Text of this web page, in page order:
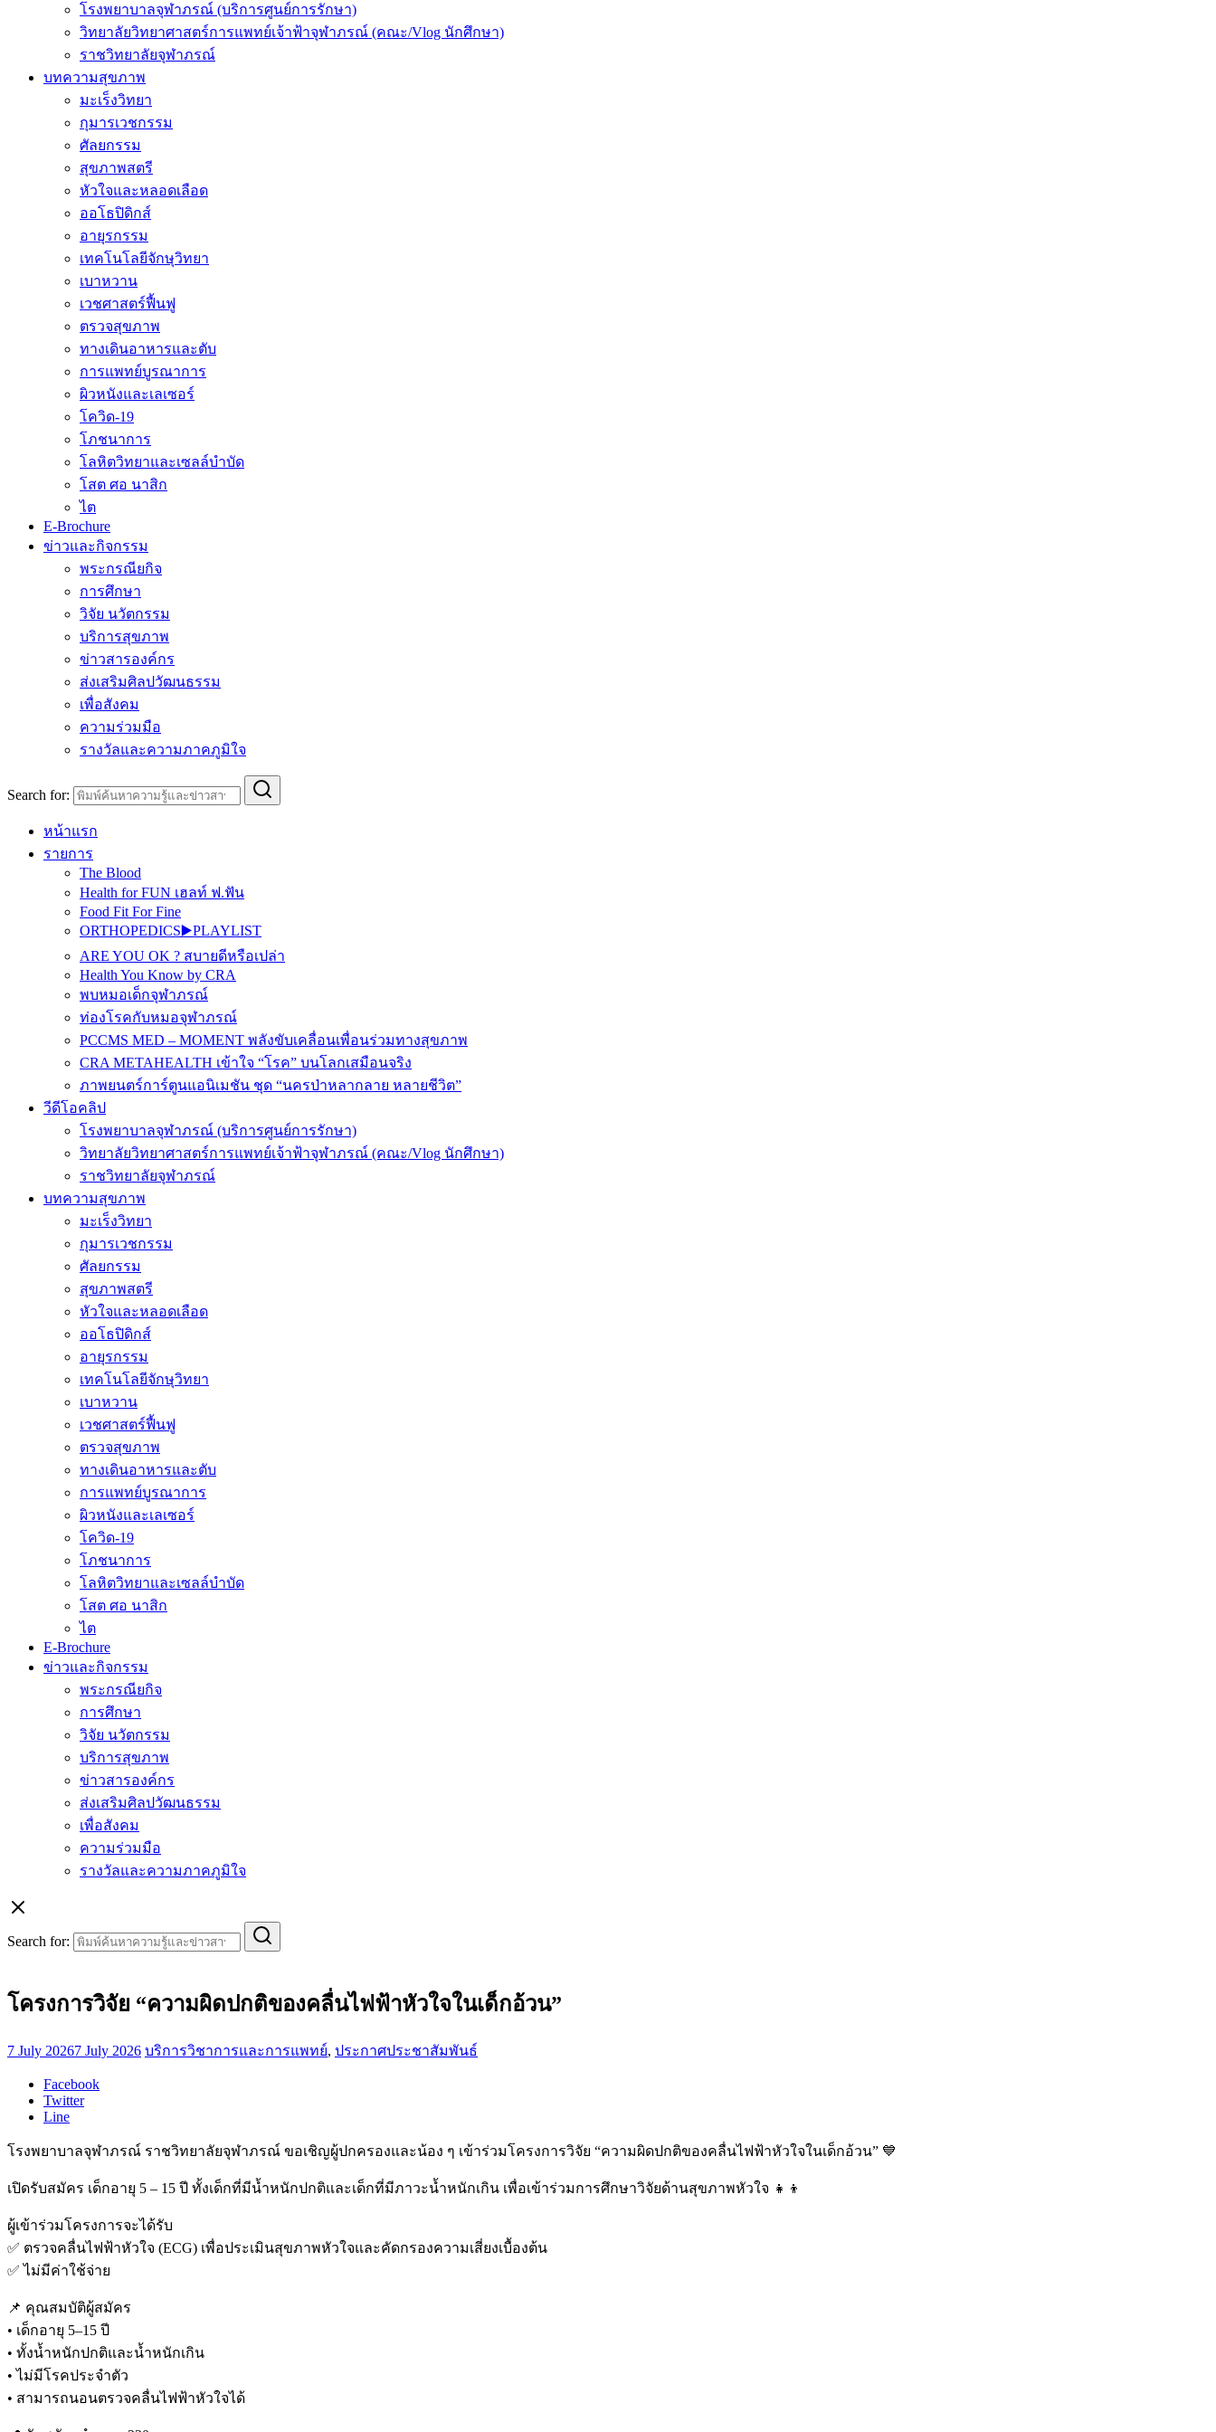
โรงพยาบาลจุฬาภรณ์ (บริการศูนย์การรักษา)
วิทยาลัยวิทยาศาสตร์การแพทย์เจ้าฟ้าจุฬาภรณ์ (คณะ/Vlog นักศึกษา)
ราชวิทยาลัยจุฬาภรณ์
บทความสุขภาพ
มะเร็งวิทยา
กุมารเวชกรรม
ศัลยกรรม
สุขภาพสตรี
หัวใจและหลอดเลือด
ออโธปิดิกส์
อายุรกรรม
เทคโนโลยีจักษุวิทยา
เบาหวาน
เวชศาสตร์ฟื้นฟู
ตรวจสุขภาพ
ทางเดินอาหารและตับ
การแพทย์บูรณาการ
ผิวหนังและเลเซอร์
โควิด-19
โภชนาการ
โลหิตวิทยาและเซลล์บำบัด
โสต ศอ นาสิก
ไต
E-Brochure
ข่าวและกิจกรรม
พระกรณียกิจ
การศึกษา
วิจัย นวัตกรรม
บริการสุขภาพ
ข่าวสารองค์กร
ส่งเสริมศิลปวัฒนธรรม
เพื่อสังคม
ความร่วมมือ
รางวัลและความภาคภูมิใจ
Search for:
หน้าแรก
รายการ
The Blood
Health for FUN เฮลท์ ฟ.ฟัน
Food Fit For Fine
ORTHOPEDICS▶️PLAYLIST
ARE YOU OK ? สบายดีหรือเปล่า
Health You Know by CRA
พบหมอเด็กจุฬาภรณ์
ท่องโรคกับหมอจุฬาภรณ์
PCCMS MED – MOMENT พลังขับเคลื่อนเพื่อนร่วมทางสุขภาพ
CRA METAHEALTH เข้าใจ “โรค” บนโลกเสมือนจริง
ภาพยนตร์การ์ตูนแอนิเมชัน ชุด “นครป่าหลากลาย หลายชีวิต”
วีดีโอคลิป
โรงพยาบาลจุฬาภรณ์ (บริการศูนย์การรักษา)
วิทยาลัยวิทยาศาสตร์การแพทย์เจ้าฟ้าจุฬาภรณ์ (คณะ/Vlog นักศึกษา)
ราชวิทยาลัยจุฬาภรณ์
บทความสุขภาพ
มะเร็งวิทยา
กุมารเวชกรรม
ศัลยกรรม
สุขภาพสตรี
หัวใจและหลอดเลือด
ออโธปิดิกส์
อายุรกรรม
เทคโนโลยีจักษุวิทยา
เบาหวาน
เวชศาสตร์ฟื้นฟู
ตรวจสุขภาพ
ทางเดินอาหารและตับ
การแพทย์บูรณาการ
ผิวหนังและเลเซอร์
โควิด-19
โภชนาการ
โลหิตวิทยาและเซลล์บำบัด
โสต ศอ นาสิก
ไต
E-Brochure
ข่าวและกิจกรรม
พระกรณียกิจ
การศึกษา
วิจัย นวัตกรรม
บริการสุขภาพ
ข่าวสารองค์กร
ส่งเสริมศิลปวัฒนธรรม
เพื่อสังคม
ความร่วมมือ
รางวัลและความภาคภูมิใจ
Search for:
โครงการวิจัย “ความผิดปกติของคลื่นไฟฟ้าหัวใจในเด็กอ้วน”
7 July 20267 July 2026 บริการวิชาการและการแพทย์, ประกาศประชาสัมพันธ์
Facebook
Twitter
Line
โรงพยาบาลจุฬาภรณ์ ราชวิทยาลัยจุฬาภรณ์ ขอเชิญผู้ปกครองและน้อง ๆ เข้าร่วมโครงการวิจัย “ความผิดปกติของคลื่นไฟฟ้าหัวใจในเด็กอ้วน” 💙
เปิดรับสมัคร เด็กอายุ 5 – 15 ปี ทั้งเด็กที่มีน้ำหนักปกติและเด็กที่มีภาวะน้ำหนักเกิน เพื่อเข้าร่วมการศึกษาวิจัยด้านสุขภาพหัวใจ 👧👦
ผู้เข้าร่วมโครงการจะได้รับ
✅ ตรวจคลื่นไฟฟ้าหัวใจ (ECG) เพื่อประเมินสุขภาพหัวใจและคัดกรองความเสี่ยงเบื้องต้น
✅ ไม่มีค่าใช้จ่าย
📌 คุณสมบัติผู้สมัคร
• เด็กอายุ 5–15 ปี
• ทั้งน้ำหนักปกติและน้ำหนักเกิน
• ไม่มีโรคประจำตัว
• สามารถนอนตรวจคลื่นไฟฟ้าหัวใจได้